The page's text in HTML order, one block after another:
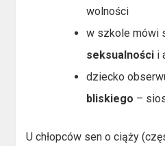
wolności
w szkole mówi
seksualności i
dziecko
bliskiego –
U chłopców sen o ciąży